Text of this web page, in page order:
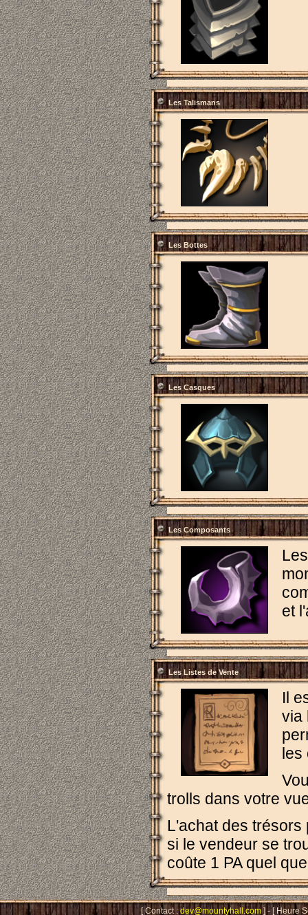
Les Talismans
Les Bottes
Les Casques
Les Composants
et
Les Listes de Vente
Il
via
les
trolls dans votre
L'achat des
si le vendeur se
coûte 1 PA quel
[ Contact :dev@mountyhall.com ] - [ Heure